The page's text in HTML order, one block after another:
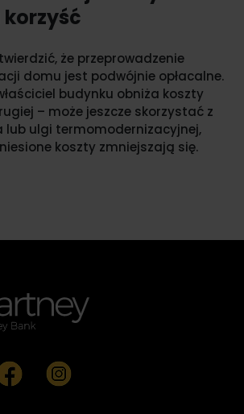
że przeprowadzenie
domu jest podwójnie opłacalne.
budynku obniża koszty
– może jeszcze skorzystać z
ulgi termomodernizacyjnej,
koszty zmniejszają się.